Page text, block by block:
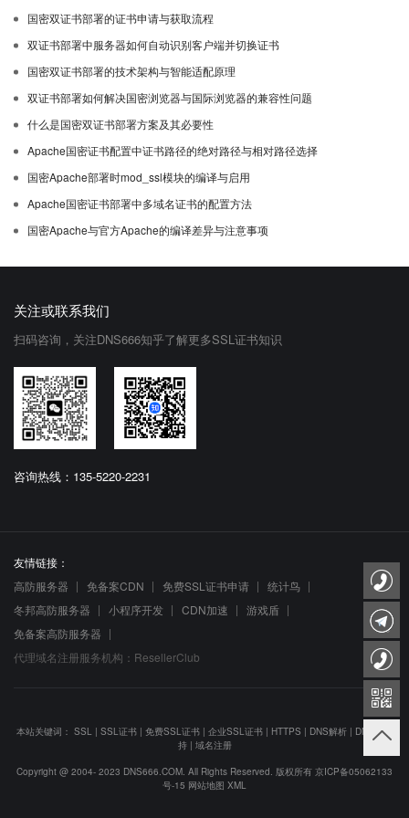
国密双证书部署的证书申请与获取流程
双证书部署中服务器如何自动识别客户端并切换证书
国密双证书部署的技术架构与智能适配原理
双证书部署如何解决国密浏览器与国际浏览器的兼容性问题
什么是国密双证书部署方案及其必要性
Apache国密证书配置中证书路径的绝对路径与相对路径选择
国密Apache部署时mod_ssl模块的编译与启用
Apache国密证书部署中多域名证书的配置方法
国密Apache与官方Apache的编译差异与注意事项
关注或联系我们
扫码咨询，关注DNS666知乎了解更多SSL证书知识
咨询热线：135-5220-2231
友情链接：
高防服务器
免备案CDN 免费SSL证书申请
统计鸟
冬邦高防服务器
小程序开发 CDN加速
游戏盾
免备案高防服务器
代理域名注册服务机构：ResellerClub
本站关键词： SSL | SSL证书 | 免费SSL证书 | 企业SSL证书 | HTTPS | DNS解析 | DNS防劫
持| 域名注册
Copyright @ 2004- 2023 DNS666.COM. All Rights Reserved. 版权所有 京ICP备05062133
号-15 网站地图 XML